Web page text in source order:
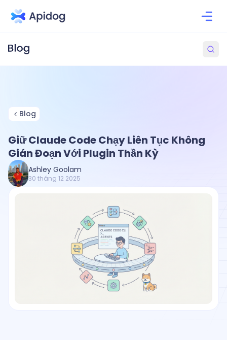
Blog
Giữ Claude Code Chạy Liên Tục Không
Gián Đoạn Với Plugin Thần Kỳ
Ashley Goolam
30 tháng 12 2025